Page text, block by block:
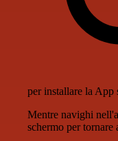
per installare la App
Mentre navighi
schermo per tornare